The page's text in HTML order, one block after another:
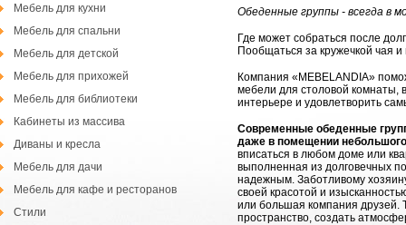
Мебель для кухни
Мебель для спальни
Мебель для детской
Мебель для прихожей
Мебель для библиотеки
Кабинеты из массива
Диваны и кресла
Мебель для дачи
Мебель для кафе и ресторанов
Стили
Обеденные группы - всегда в
Где может собраться после
Пообщаться за кружечкой чая
Компания «MEBELANDIA»
мебели для столовой комнаты,
интерьере и удовлетворить
Современные обеденные
даже в помещении
вписаться в любом доме или
выполненная из долговечных
надежным. Заботливому
своей красотой и
или большая компания друзей.
пространство, создать